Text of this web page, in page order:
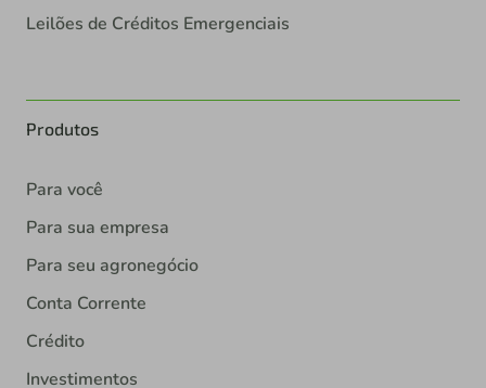
Leilões de Créditos Emergenciais
Produtos
Para você
Para sua empresa
Para seu agronegócio
Conta Corrente
Crédito
Investimentos